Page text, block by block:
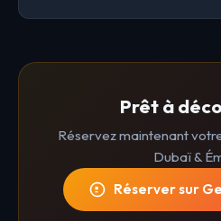
Prêt à
Réservez maintenant
Dubaï &
Réserver sur